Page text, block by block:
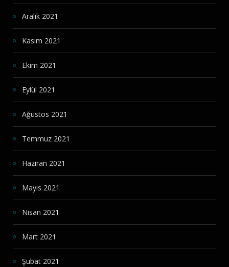
Aralık 2021
Kasım 2021
Ekim 2021
Eylül 2021
Ağustos 2021
Temmuz 2021
Haziran 2021
Mayıs 2021
Nisan 2021
Mart 2021
Şubat 2021